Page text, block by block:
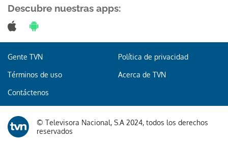
Gracias por suscribirte a nuestro boletín.
ACEPTAR
Descubre nuestras apps:
Gente TVN Política de privacidad
Términos de uso Acerca de TVN
Contáctenos
© Televisora Nacional, S.A 2024, todos los derechos
reservados